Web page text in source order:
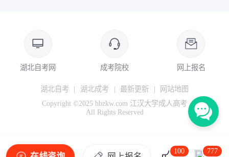
湖北自考网 成考院校 网上报名
湖北自考 | 湖北成考 | 最新更新 |
网站地图
Copyright ©2025 hbzkw.com 江汉大学成人高考
All Rights Reserved
100 777